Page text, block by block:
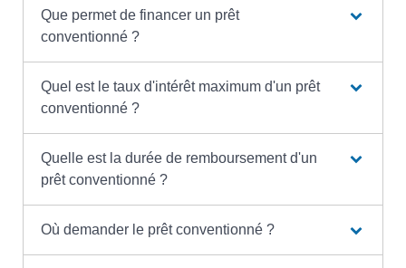
Que permet de financer un prêt
conventionné ?
Quel est le taux d'intérêt maximum d'un prêt
conventionné ?
Quelle est la durée de remboursement d'un
prêt conventionné ?
Où demander le prêt conventionné ?